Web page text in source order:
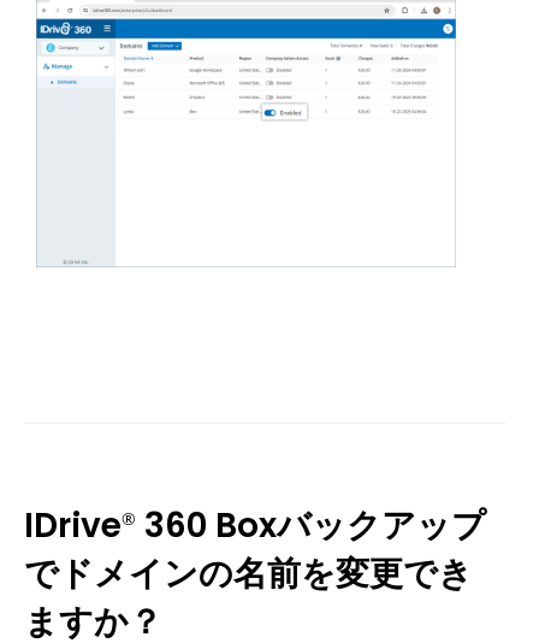
IDrive® 360 Boxバックアップ
でドメインの名前を変更でき
ますか？